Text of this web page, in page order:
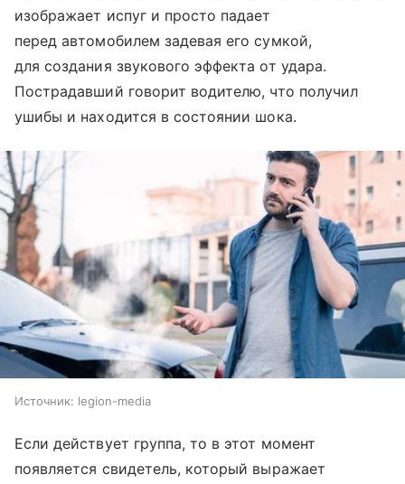
изображает испуг и просто падает
перед автомобилем задевая его сумкой,
для создания звукового эффекта от удара.
Пострадавший говорит водителю, что получил
ушибы и находится в состоянии шока.
Источник: legion-media
Если действует группа, то в этот момент
появляется свидетель, который выражает